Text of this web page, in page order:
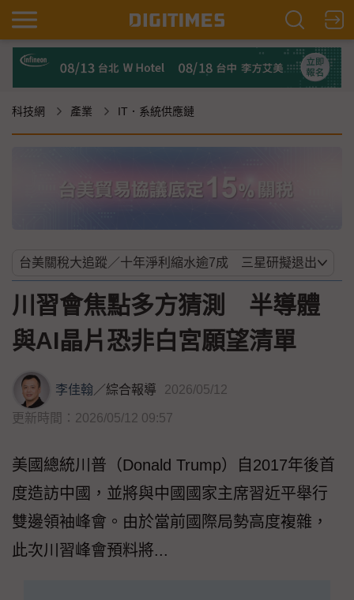
科技網 產業 IT．系統供應鏈
川習會焦點多方猜測 半導體
與AI晶片恐非白宮願望清單
李佳翰／綜合報導 2026/05/12
更新時間：2026/05/12 09:57
美國總統川普（Donald Trump）自2017年後首
度造訪中國，並將與中國國家主席習近平舉行
雙邊領袖峰會。由於當前國際局勢高度複雜，
此次川習峰會預料將...